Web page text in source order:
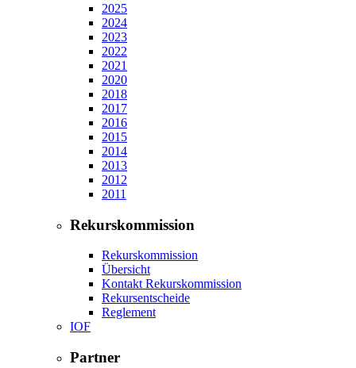
2025
2024
2023
2022
2021
2020
2018
2017
2016
2015
2014
2013
2012
2011
Rekurskommission
Rekurskommission
Übersicht
Kontakt Rekurskommission
Rekursentscheide
Reglement
IOF
Partner